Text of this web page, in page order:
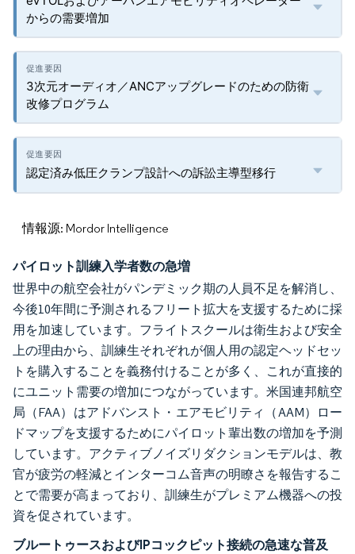
からの需要増加
3次元オーディオ／ANCアップグレードのための防衛
改修プログラム
認定済み低圧クランプ設計への訴訟主導型移行
情報源: Mordor Intelligence
パイロット訓練入学者数の急増
世界中の航空会社がパンデミック期の人員不足を解消し、
今後10年間に予測されるフリート拡大を支援するために採
用を加速しています。フライトスクールは衛生および安全
上の理由から、訓練生それぞれが個人用の認定ヘッドセッ
トを購入することを義務付けることが多く、これが直接的
にユニット需要の増加につながっています。米国連邦航空
局（FAA）はアドバンスト・エアモビリティ（AAM）ロー
ドマップを支援するためにパイロット輩出数の増加を予測
しています。アクティブノイズリダクションモデルは、教
官が疲労の軽減とインターコム音声の明瞭さを報告するこ
とで需要が高まっており、訓練生がプレミアム機器への投
資を促されています。
ブルートゥースおよびIPコックピット接続の急速な普及